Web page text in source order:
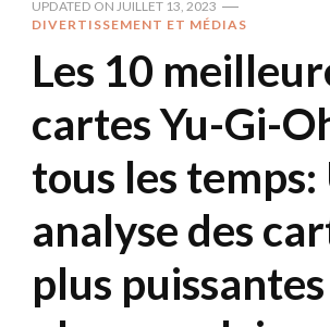
UPDATED ON JUILLET 13, 2023
DIVERTISSEMENT ET MÉDIAS
Les 10
cartes Yu-Gi-
tous les temps:
analyse des
plus